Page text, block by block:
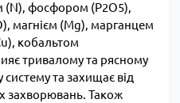
(N), фосфором (P2O5),
магнієм (Mg), марганцем
кобальтом
тривалому та рясному
та захищає від
захворювань. Також